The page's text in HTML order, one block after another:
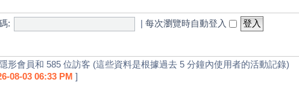
: |每次瀏覽時自動登入
形會員和 585 位訪客 (這些資料是根據過去 5 分鐘內使用者的活動記錄)
08-03 06:33 PM ]